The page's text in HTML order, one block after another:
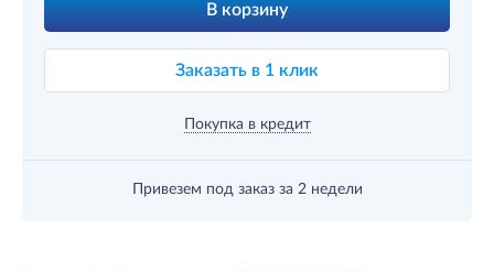
В корзину
Заказать в 1 клик
Покупка в кредит
Привезем под заказ за 2 недели